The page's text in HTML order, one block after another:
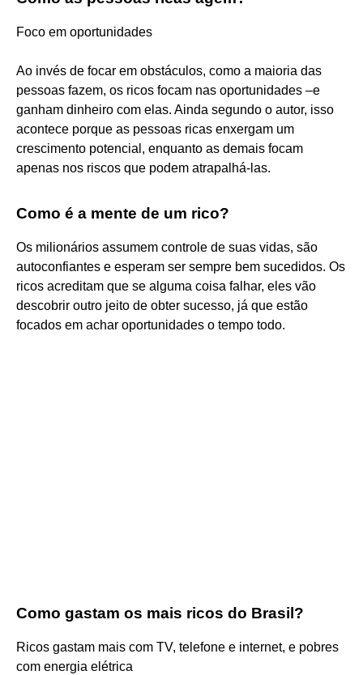
Foco em oportunidades
Ao invés de focar em obstáculos, como a maioria das
pessoas fazem, os ricos focam nas oportunidades –e
ganham dinheiro com elas. Ainda segundo o autor, isso
acontece porque as pessoas ricas enxergam um
crescimento potencial, enquanto as demais focam
apenas nos riscos que podem atrapalhá-las.
Como é a mente de um rico?
Os milionários assumem controle de suas vidas, são
autoconfiantes e esperam ser sempre bem sucedidos. Os
ricos acreditam que se alguma coisa falhar, eles vão
descobrir outro jeito de obter sucesso, já que estão
focados em achar oportunidades o tempo todo.
Como gastam os mais ricos do Brasil?
Ricos gastam mais com TV, telefone e internet, e pobres
com energia elétrica